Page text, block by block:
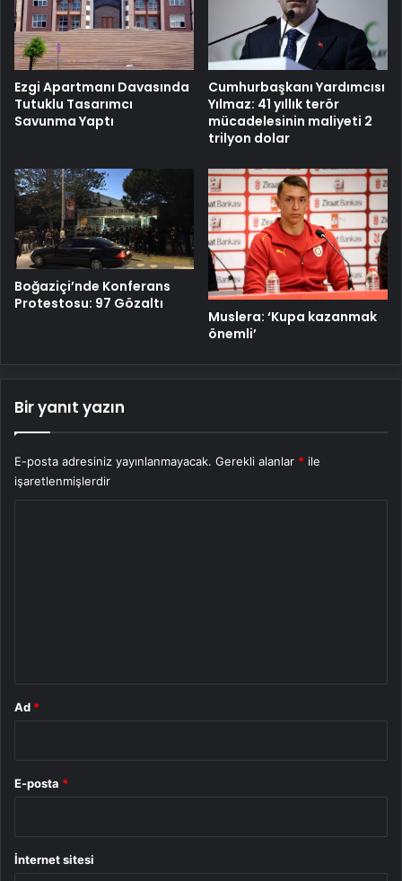
Ezgi Apartmanı Davasında
Tutuklu Tasarımcı
Savunma Yaptı
Cumhurbaşkanı Yardımcısı
Yılmaz: 41 yıllık terör
mücadelesinin maliyeti 2
trilyon dolar
Boğaziçi’nde Konferans
Protestosu: 97 Gözaltı
Muslera: ‘Kupa kazanmak
önemli’
Bir yanıt yazın
E-posta adresiniz yayınlanmayacak. Gerekli alanlar * ile
işaretlenmişlerdir
Ad *
E-posta *
İnternet sitesi